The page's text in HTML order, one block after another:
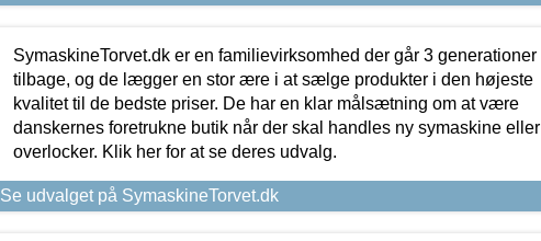
SymaskineTorvet.dk er en familievirksomhed der går 3 generationer
tilbage, og de lægger en stor ære i at sælge produkter i den højeste
kvalitet til de bedste priser. De har en klar målsætning om at være
danskernes foretrukne butik når der skal handles ny symaskine eller
overlocker. Klik her for at se deres udvalg.
Se udvalget på SymaskineTorvet.dk